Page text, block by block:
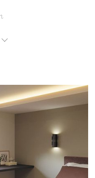
ェック